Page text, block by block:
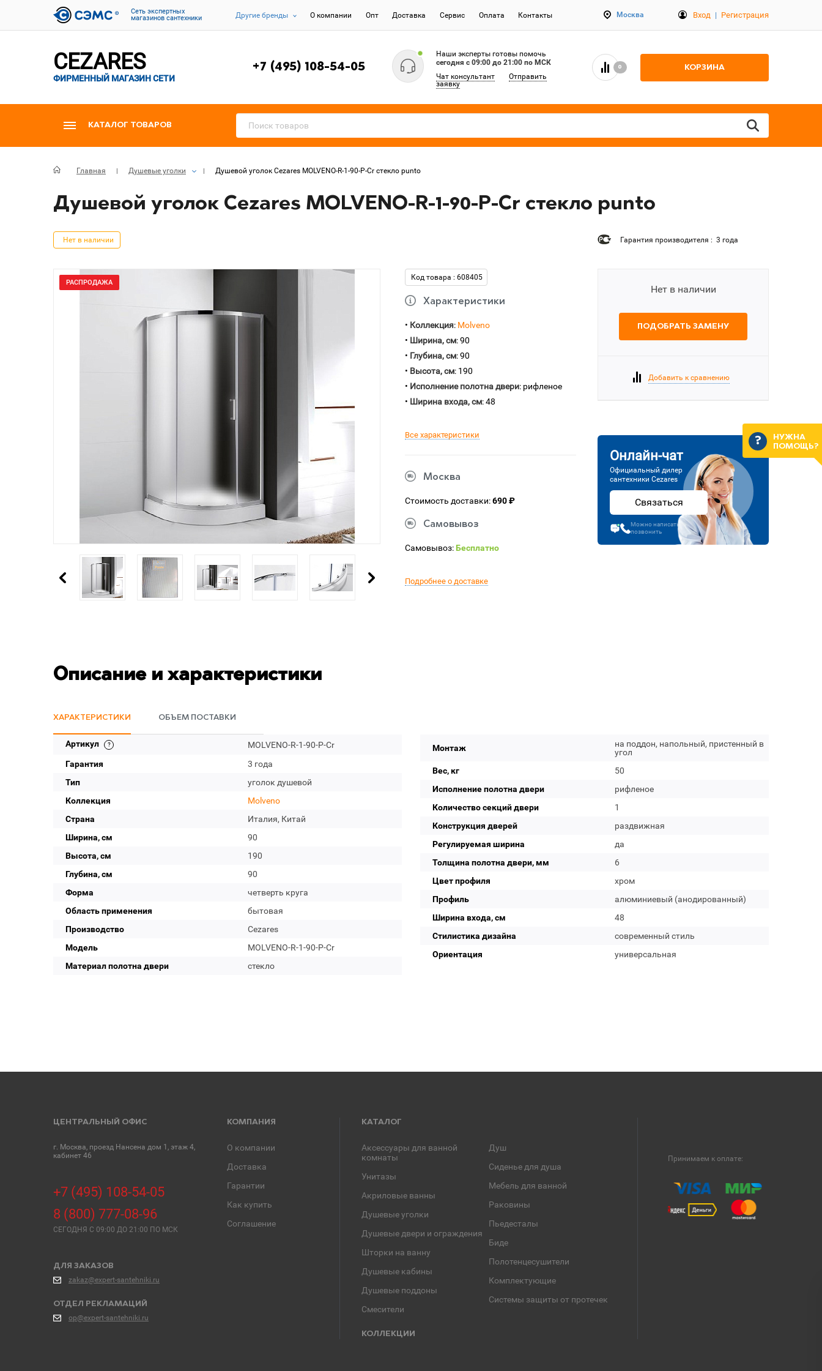
Cеть экспертных
магазинов сантехники
Другие бренды О компании Опт Доставка Сервис Оплата Контакты Москва Вход | Регистрация
CEZARES
ФИРМЕННЫЙ МАГАЗИН СЕТИ
+7 (495) 108-54-05
Наши эксперты готовы помочь
сегодня c 09:00 до 21:00 по МСК
Чат консультант
Отправить
заявку
0 КОРЗИНА
КАТАЛОГ ТОВАРОВ
Главная Душевые уголки Душевой уголок Cezares MOLVENO-R-1-90-P-Cr стекло punto
Душевой уголок Cezares MOLVENO-R-1-90-P-Cr стекло punto
Нет в наличии Гарантия производителя : 3 года
РАСПРОДАЖА
Код товара : 608405
Характеристики
• Коллекция: Molveno
• Ширина, см: 90
• Глубина, см: 90
• Высота, см: 190
• Исполнение полотна двери: рифленое
• Ширина входа, см: 48
Все характеристики
Москва
Стоимость доставки:690 ₽
Самовывоз
Самовывоз:Бесплатно
Подробнее о доставке
Нет в наличии
ПОДОБРАТЬ ЗАМЕНУ
Добавить к сравнению
Онлайн-чат
Официальный дилер
сантехники Cezares
Связаться
Можно написать или
позвонить
Описание и характеристики
ХАРАКТЕРИСТИКИ ОБЪЕМ ПОСТАВКИ
Артикул
MOLVENO-R-1-90-P-Cr
Гарантия
3 года
Тип
уголок душевой
Коллекция
Molveno
Страна
Италия, Китай
Ширина, см
90
Высота, см
190
Глубина, см
90
Форма
четверть круга
Область применения
бытовая
Производство
Cezares
Модель
MOLVENO-R-1-90-P-Cr
Материал полотна двери
стекло
Монтаж
на поддон, напольный, пристенный в
угол
Вес, кг
50
Исполнение полотна двери
рифленое
Количество секций двери
1
Конструкция дверей
раздвижная
Регулируемая ширина
да
Толщина полотна двери, мм
6
Цвет профиля
хром
Профиль
алюминиевый (анодированный)
Ширина входа, см
48
Стилистика дизайна
современный стиль
Ориентация
универсальная
ЦЕНТРАЛЬНЫЙ ОФИС
г. Москва, проезд Нансена дом 1, этаж 4,
кабинет 46
+7 (495) 108-54-05
8 (800) 777-08-96
СЕГОДНЯ C 09:00 ДО 21:00 ПО МСК
ДЛЯ ЗАКАЗОВ
zakaz@expert-santehniki.ru
ОТДЕЛ РЕКЛАМАЦИЙ
op@expert-santehniki.ru
КОМПАНИЯ
О компании
Доставка
Гарантии
Как купить
Соглашение
КАТАЛОГ
Аксессуары для ванной
комнаты
Унитазы
Акриловые ванны
Душевые уголки
Душевые двери и ограждения
Шторки на ванну
Душевые кабины
Душевые поддоны
Смесители
Душ
Сиденье для душа
Мебель для ванной
Раковины
Пьедесталы
Биде
Полотенцесушители
Комплектующие
Системы защиты от протечек
КОЛЛЕКЦИИ
Принимаем к оплате:
НУЖНА
ПОМОЩЬ?